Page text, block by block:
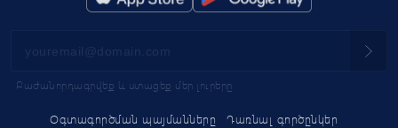
Օգտագործման պայմանները Դառնալ գործընկեր
Բաժանորդագրվեք և ստացեք մեր լուրերը